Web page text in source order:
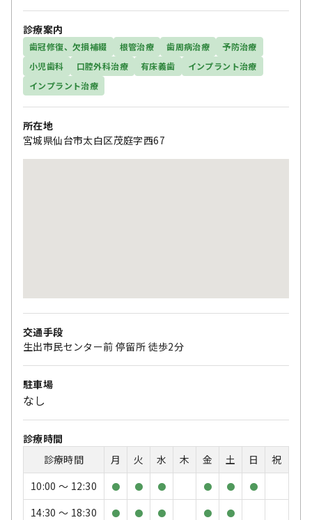
診療案内
歯冠修復、欠損補綴 根管治療 歯周病治療
予防治療
小児歯科
口腔外科治療 有床義歯
インプラント治療
インプラント治療
所在地
宮城県仙台市太白区茂庭字西67
交通手段
生出市民センター前 停留所 徒歩2分
駐車場
なし
診療時間
診療時間
月 火 水 木 金 土 日
祝
10:00 〜 12:30
● ● ● ● ● ●
14:30 〜 18:30 ● ● ● ● ●